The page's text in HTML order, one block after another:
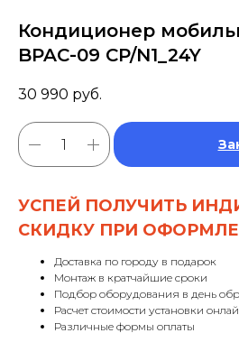
Кондиционер
BPAC-09 CP/N1_24Y
30 990 руб.
УСПЕЙ ПОЛУЧИТЬ
СКИДКУ ПРИ
Доставка по городу в подарок
Монтаж в кратчайшие сроки
Подбор оборудования в день
Расчет стоимости установки
Различные формы оплаты